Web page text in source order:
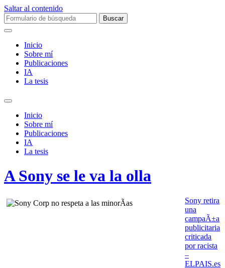
Saltar al contenido
Buscar:
Inicio
Sobre mí­
Publicaciones
IA
La tesis
Alternar
campo
búsqueda
Inicio
Sobre mí­
Publicaciones
IA
La tesis
A Sony se le va la olla
Sony retira
una
campaÃ±a
publicitaria
criticada
por racista
–
ELPAIS.es